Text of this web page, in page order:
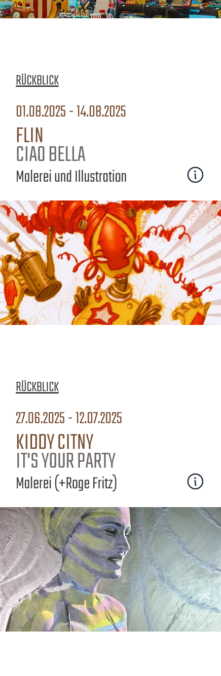
RÜCKBLICK
01.08.2025 - 14.08.2025
FLIN
CIAO BELLA
Malerei und Illustration
RÜCKBLICK
27.06.2025 - 12.07.2025
KIDDY CITNY
IT'S YOUR PARTY
Malerei (+Roge Fritz)